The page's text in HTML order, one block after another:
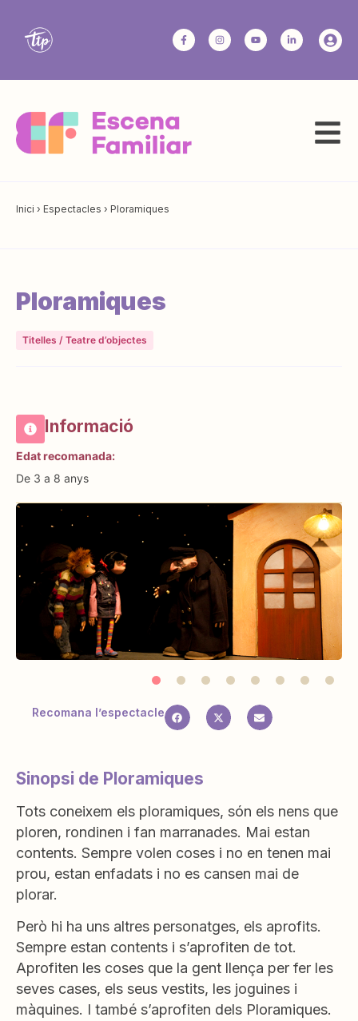
Inici › Espectacles › Ploramiques
Ploramiques
Titelles / Teatre d’objectes
Informació
Edat recomanada:
De 3 a 8 anys
Recomana l’espectacle
Sinopsi de Ploramiques
Tots coneixem els ploramiques, són els nens que
ploren, rondinen i fan marranades. Mai estan
contents. Sempre volen coses i no en tenen mai
prou, estan enfadats i no es cansen mai de
plorar.
Però hi ha uns altres personatges, els aprofits.
Sempre estan contents i s’aprofiten de tot.
Aprofiten les coses que la gent llença per fer les
seves cases, els seus vestits, les joguines i
màquines. I també s’aprofiten dels Ploramiques.